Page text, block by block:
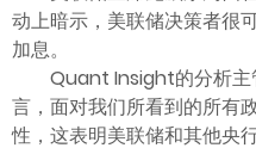
动上暗示，美联储决策者很
加息。
Quant Insight的分析主
言，面对我们所看到的所有
性，这表明美联储和其他央